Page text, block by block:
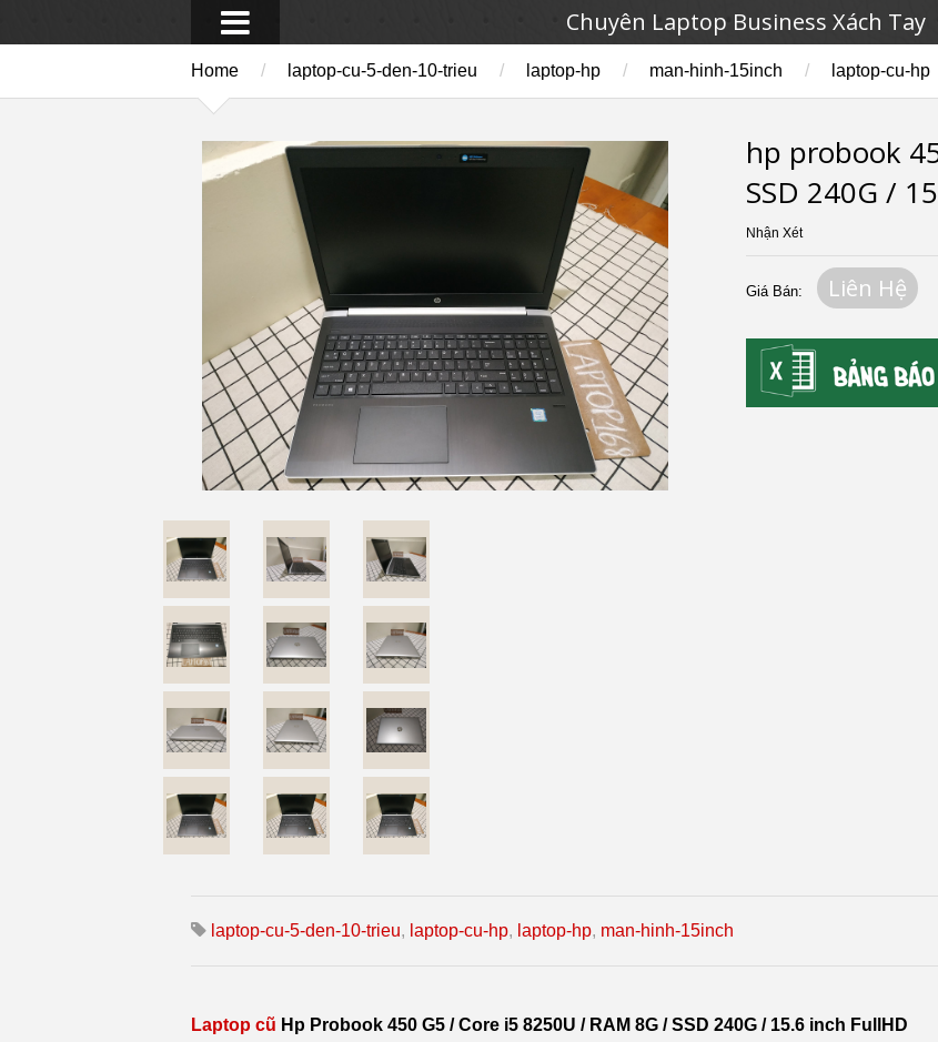
Chuyên Laptop Business Xách Tay
Home / laptop-cu-5-den-10-trieu / laptop-hp / man-hinh-15inch / laptop-cu-hp
hp probook
SSD 240G /
Nhận Xét
Giá Bán: Liên Hệ
laptop-cu-5-den-10-trieu, laptop-cu-hp, laptop-hp, man-hinh-15inch
Laptop cũ Hp Probook 450 G5 / Core i5 8250U / RAM 8G / SSD 240G / 15.6 inch FullHD